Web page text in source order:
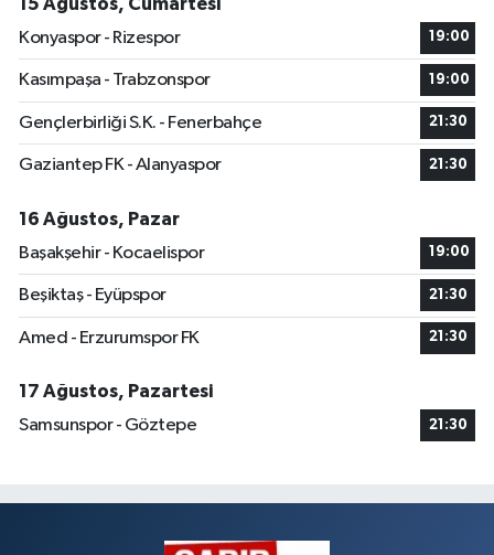
Konyaspor - Rizespor
19:00
Kasımpaşa - Trabzonspor 19:00
Gençlerbirliği S.K. - Fenerbahçe 21:30
Gaziantep FK - Alanyaspor 21:30
16 Ağustos, Pazar
Başakşehir - Kocaelispor
19:00
Beşiktaş - Eyüpspor 21:30
Amed - Erzurumspor FK 21:30
17 Ağustos, Pazartesi
Samsunspor - Göztepe
21:30